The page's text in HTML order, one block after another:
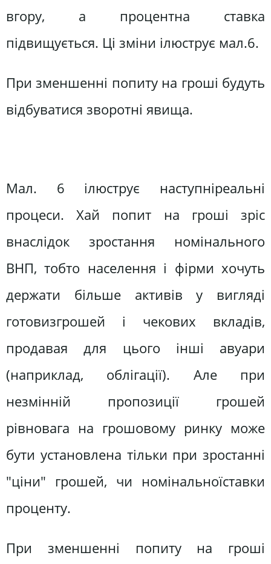
вгору, а процентна ставка
підвищується. Ці зміни iлюструє мал.6.
При зменшенні попиту на гроші будуть
відбуватися зворотні явища.
Мал. 6 iлюструє наступніреальні
процеси. Хай попит на гроші зріс
внаслідок зростання номiнального
ВНП, тобто населення і фірми хочуть
держати більше активів у вигляді
готовизгрошей і чекових вкладів,
продавая для цього інші авуари
(наприклад, облігації). Але при
незмінній пропозиції грошей
рівновага на грошовому ринку може
бути установлена тільки при зростанні
"ціни" грошей, чи номiнальноїставки
проценту.
При зменшенні попиту на гроші